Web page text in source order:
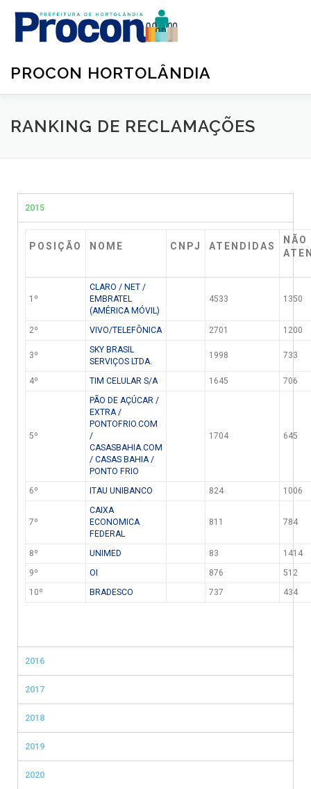
PROCON HORTOLÂNDIA
RANKING DE RECLAMAÇÕES
2015
POSIÇÃO NOME CNPJ ATENDIDAS
NÃO
1º
CLARO / NET /
EMBRATEL
(AMÉRICA MÓVIL)
4533 1350
2º VIVO/TELEFÔNICA 2701 1200
3º
SKY BRASIL
SERVIÇOS LTDA.
1998 733
4º TIM CELULAR S/A 1645 706
5º
PÃO DE AÇÚCAR /
EXTRA /
PONTOFRIO.COM
/
CASASBAHIA.COM
/ CASAS BAHIA /
PONTO FRIO
1704 645
6º ITAU UNIBANCO 824 1006
7º
CAIXA
ECONOMICA
FEDERAL
811 784
8º UNIMED 83
1414
9º
OI 876
512
10º
BRADESCO 737 434
2016
2017
2018
2019
2020